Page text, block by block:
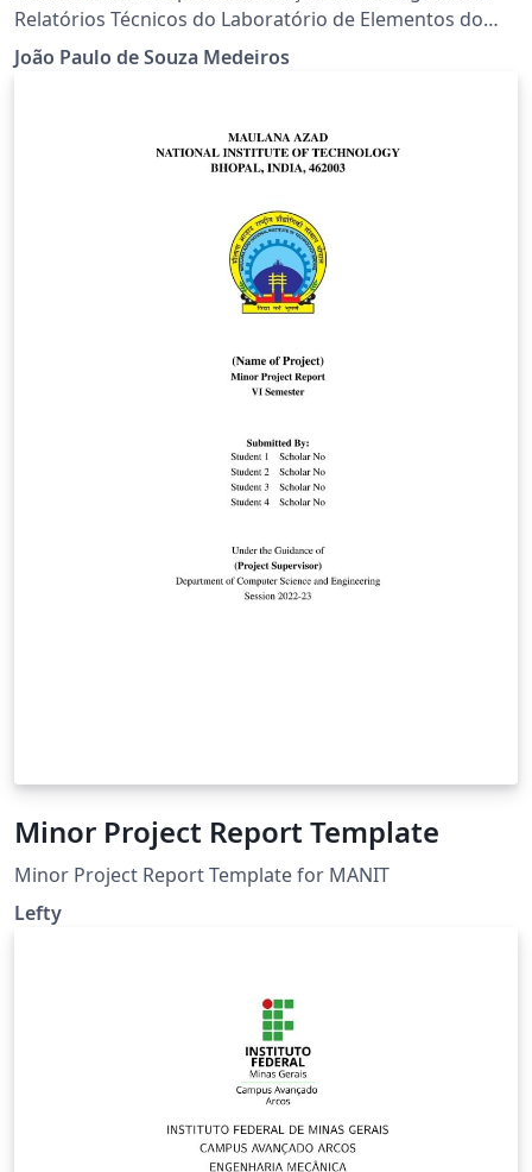
Relatórios Técnicos do Laboratório de Elementos do
Processamento da Informação (LabEPI/UFRN)
João Paulo de Souza Medeiros
Minor Project Report Template
Minor Project Report Template for MANIT
Lefty